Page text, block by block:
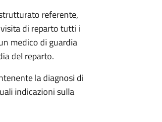
referente,
di reparto tutti i
medico di guardia
del reparto.
la diagnosi di
indicazioni sulla